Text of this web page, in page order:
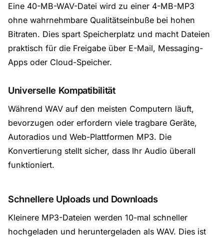
Eine 40-MB-WAV-Datei wird zu einer 4-MB-MP3
ohne wahrnehmbare Qualitätseinbuße bei hohen
Bitraten. Dies spart Speicherplatz und macht Dateien
praktisch für die Freigabe über E-Mail, Messaging-
Apps oder Cloud-Speicher.
Universelle Kompatibilität
Während WAV auf den meisten Computern läuft,
bevorzugen oder erfordern viele tragbare Geräte,
Autoradios und Web-Plattformen MP3. Die
Konvertierung stellt sicher, dass Ihr Audio überall
funktioniert.
Schnellere Uploads und Downloads
Kleinere MP3-Dateien werden 10-mal schneller
hochgeladen und heruntergeladen als WAV. Dies ist